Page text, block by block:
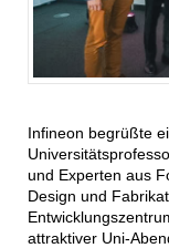
Infineon begrüßte
und Experten aus
Design und
attraktiver Uni-